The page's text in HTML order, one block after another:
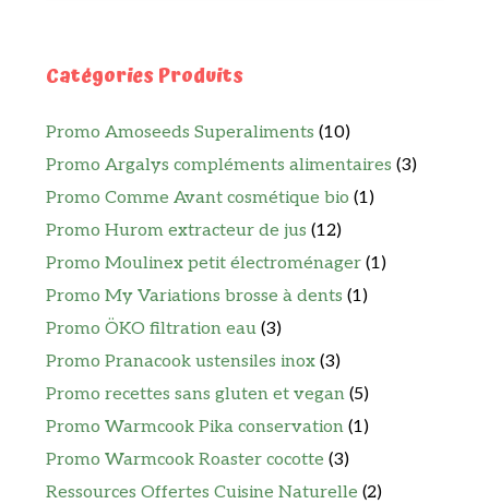
Catégories Produits
Promo Amoseeds Superaliments (10)
Promo Argalys compléments alimentaires (3)
Promo Comme Avant cosmétique bio (1)
Promo Hurom extracteur de jus (12)
Promo Moulinex petit électroménager (1)
Promo My Variations brosse à dents (1)
Promo ÖKO filtration eau (3)
Promo Pranacook ustensiles inox (3)
Promo recettes sans gluten et vegan (5)
Promo Warmcook Pika conservation (1)
Promo Warmcook Roaster cocotte (3)
Ressources Offertes Cuisine Naturelle (2)